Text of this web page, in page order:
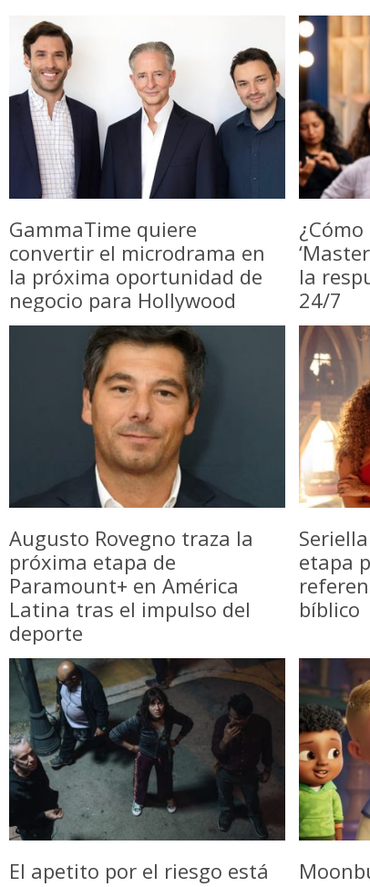
GammaTime quiere
convertir el microdrama en
la próxima oportunidad de
negocio para Hollywood
la
24/7
Augusto Rovegno traza la
próxima etapa de
Paramount+ en América
Latina tras el impulso del
deporte
etapa
bíblico
El apetito por el riesgo está